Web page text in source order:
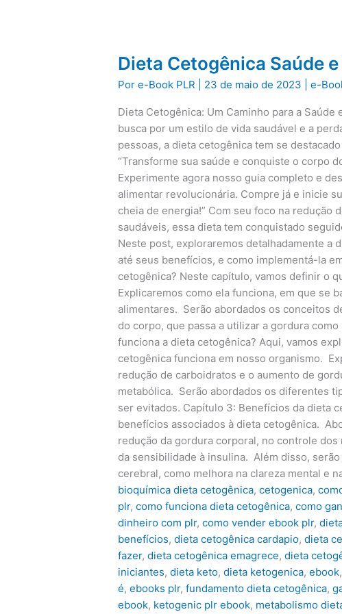
Dieta Cetogênica Saúde
Pore-Book PLR 23 de maio de 2023 |e-
Dieta Cetogênica: Um Caminho para a
busca por um estilo de vida saudável e a
pessoas, a dieta cetogênica tem se
“Transforme sua saúde e conquiste o corpo
Experimente agora nosso guia completo e
alimentar revolucionária. Compre já e inicie
cheia de energia!” Com seu foco na redução
saudáveis, essa dieta tem conquistado
Neste post, exploraremos detalhadamente a
até seus benefícios, e como implementá-la
cetogênica? Neste capítulo, vamos definir o
Explicaremos como ela funciona, em que se
alimentares. Serão abordados os conceitos
do corpo, que passa a utilizar a gordura
funciona a dieta cetogênica? Aqui, vamos
cetogênica funciona em nosso organismo.
redução de carboidratos e o aumento de
metabólica. Serão abordados os diferentes
ser evitados. Capítulo 3: Benefícios da dieta
benefícios associados à dieta cetogênica.
redução da gordura corporal, no controle
da sensibilidade à insulina. Além disso,
cerebral, como melhora na clareza mental e
bioquímica dieta cetogênica,cetogenica,
plr,como funciona dieta cetogênica,como
dinheiro com plr,como vender ebook plr,
benefícios,dieta cetogênica cardapio,dieta
fazer,dieta cetogênica emagrece,dieta
iniciantes,dieta keto,dieta ketogenica,ebook
é,ebooks plr,fundamento dieta cetogênica,
ebook, ketogenic plr ebook, metabolismo